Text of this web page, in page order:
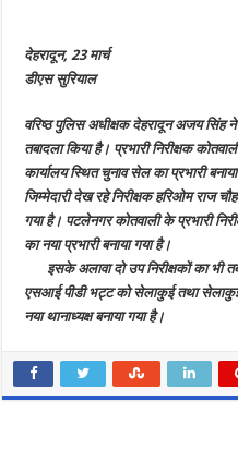
देहरादून, 23 मार्च
डीएस सुरियाल
वरिष्ठ पुलिस अधीक्षक देहरादून अजय सिंह ने
तबादला किया है। प्रभारी निरीक्षक
कार्यालय स्थित चुनाव सेल का प्रभारी
जिम्मेदारी देख रहे निरीक्षक हरिओम राज
गया है। पटलेनगर कोतवाली के प्रभारी
का नया प्रभारी बनाया गया है।
इसके अलावा दो उप निरीक्षकों का भी
एसआई पीडी भट्ट को सेलाकुई तथा
नया थानाध्यक्ष बनाया गया है।